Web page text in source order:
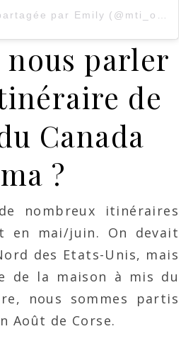
Une publication partagée par Emily (@mti_onroad)
nous parler
de
Canada
?
nombreux itinéraires
en mai/juin. On devait
des Etats-Unis, mais
de la maison à mis du
nous sommes partis
Août de Corse.